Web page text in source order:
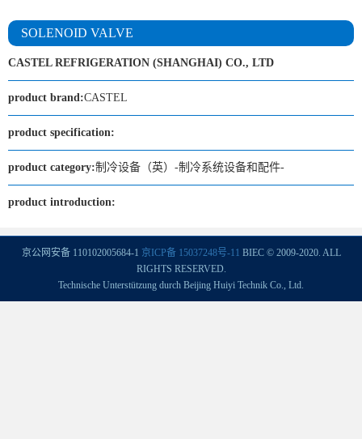
SOLENOID VALVE
CASTEL REFRIGERATION (SHANGHAI) CO., LTD
product brand:CASTEL
product specification:
product category:制冷设备（英）-制冷系统设备和配件-
product introduction:
京公网安备 110102005684-1 京ICP备 15037248号-11 BIEC © 2009-2020. ALL
RIGHTS RESERVED.
Technische Unterstützung durch Beijing Huiyi Technik Co., Ltd.